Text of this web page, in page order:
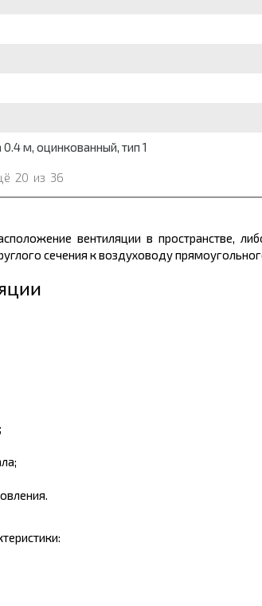
м, оцинкованный, тип 1
20 из 36
вентиляции в пространстве,
сечения к воздуховоду